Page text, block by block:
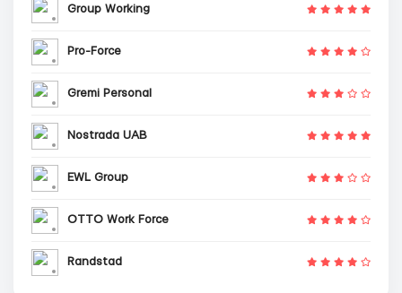
Group Working
Pro-Force
Gremi Personal
Nostrada UAB
EWL Group
OTTO Work Force
Randstad